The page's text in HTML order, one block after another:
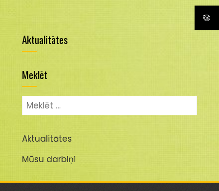
Aktualitātes
Meklēt
Meklēt:
Aktualitātes
Mūsu darbiņi